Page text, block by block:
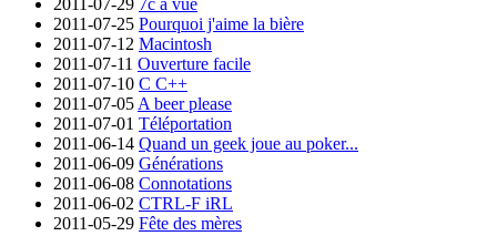
2011-07-25 Pourquoi j'aime la bière
2011-07-12 Macintosh
2011-07-11 Ouverture facile
2011-07-10 C C++
2011-07-05 A beer please
2011-07-01 Téléportation
2011-06-14 Quand un geek joue au poker...
2011-06-09 Générations
2011-06-08 Connotations
2011-06-02 CTRL-F iRL
2011-05-29 Fête des mères